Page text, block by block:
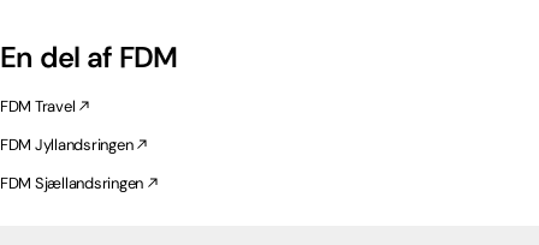
En del af FDM
FDM Travel
FDM Jyllandsringen
FDM Sjællandsringen